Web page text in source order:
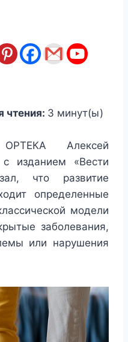
чтения: 3 минут(ы)
Алексей
изданием «Вести
что развитие
определенные
модели
заболевания,
или нарушения